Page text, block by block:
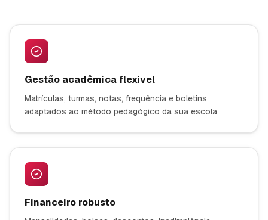
Gestão acadêmica flexível
Matrículas, turmas, notas, frequência e boletins
adaptados ao método pedagógico da sua escola
Financeiro robusto